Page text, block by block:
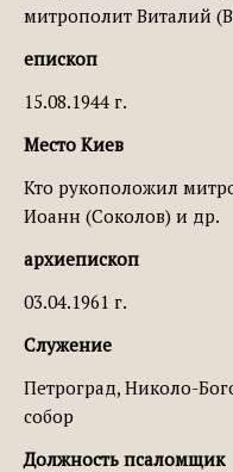
митрополит Виталий
епископ
15.08.1944 г.
Место Киев
Кто рукоположил
Иоанн (Соколов) и др.
архиепископ
03.04.1961 г.
Служение
Петроград, Николо-
собор
Должность псаломщик